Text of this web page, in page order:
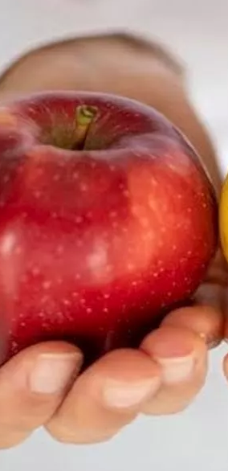
بعد السلق، كبداية لإدخال الطعام